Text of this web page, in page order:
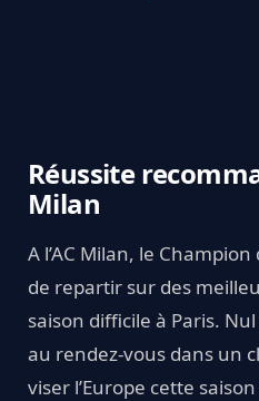
Réussite
Milan
A l’AC Milan, le Champion
de repartir sur des
saison difficile à Paris.
au rendez-vous dans un
viser l’Europe cette